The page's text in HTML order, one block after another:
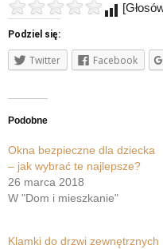
Podziel się:
Twitter Facebook
Podobne
Okna bezpieczne dla dziecka
– jak wybrać te najlepsze?
26 marca 2018
W "Dom i mieszkanie"
Klamki do drzwi zewnętrznych